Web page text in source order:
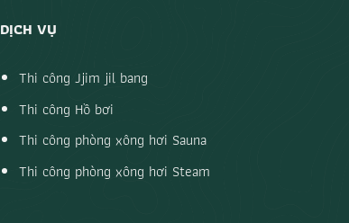
DỊCH VỤ
Thi công Jjim jil bang
Thi công Hồ bơi
Thi công phòng xông hơi Sauna
Thi công phòng xông hơi Steam